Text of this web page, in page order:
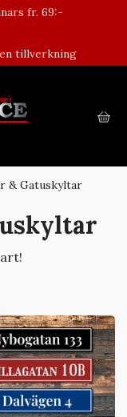
fr. 69:-
tillverkning
& Gatuskyltar